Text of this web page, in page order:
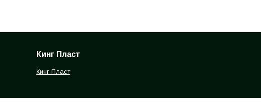
Кинг Пласт
Кинг Пласт